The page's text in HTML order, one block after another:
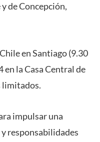
de Concepción,
en Santiago (9.30
en la Casa Central de
limitados.
impulsar una
responsabilidades